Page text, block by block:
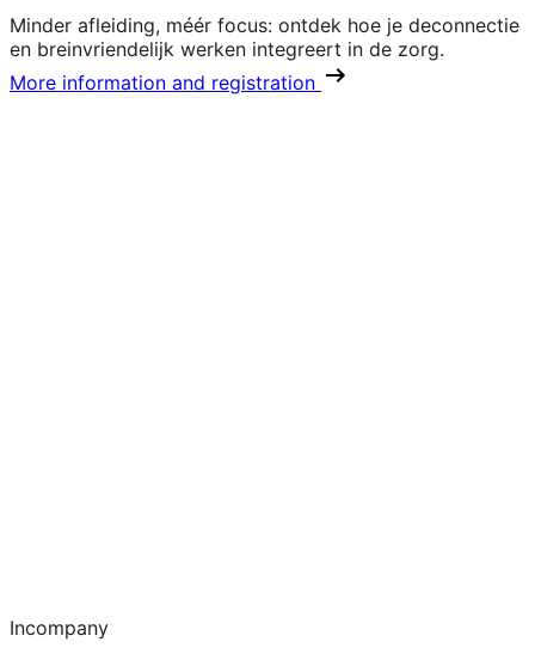
Minder afleiding, méér focus: ontdek hoe je deconnectie
en breinvriendelijk werken integreert in de zorg.
More information and registration
Incompany